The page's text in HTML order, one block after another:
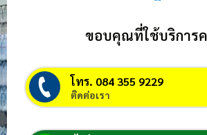
ขอบคุณที่ใช้บริการ
โทร. 084 355 9229
ติดต่อเรา